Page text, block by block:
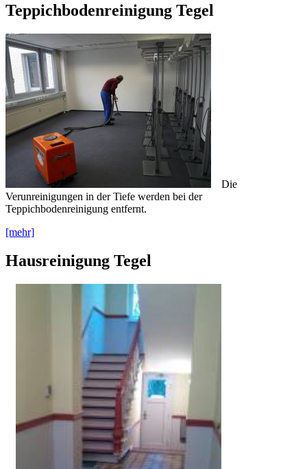
Teppichbodenreinigung Tegel
Die
Verunreinigungen in der Tiefe werden bei der
Teppichbodenreinigung entfernt.
[mehr]
Hausreinigung Tegel